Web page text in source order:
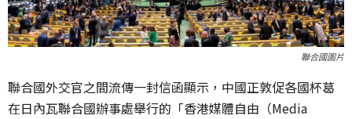
聯合國圖片
聯合國外交官之間流傳一封信函顯示，中國正敦促各國杯葛
在日內瓦聯合國辦事處舉行的「香港媒體自由（Media